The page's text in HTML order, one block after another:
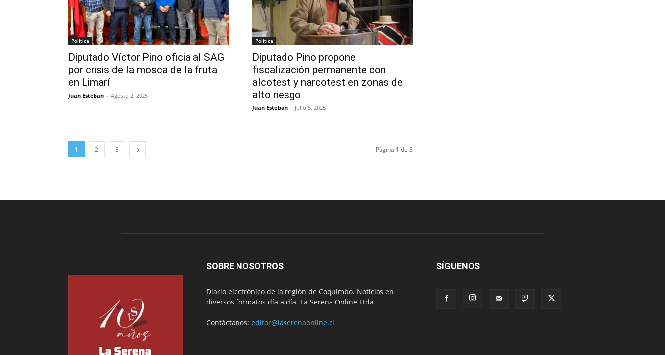
Política
Diputado Víctor Pino oficia al SAG
por crisis de la mosca de la fruta
en Limarí
Juan Esteban - Agosto 2, 2025
Política
Diputado Pino propone
fiscalización permanente con
alcotest y narcotest en zonas de
alto riesgo
Juan Esteban - Julio 5, 2025
1 2 3 Página 1 de 3
SOBRE NOSOTROS
Diario electrónico de la región de Coquimbo. Noticias en
diversos formatos día a día. La Serena Online Ltda.
Contáctanos: editor@laserenaonline.cl
SÍGUENOS